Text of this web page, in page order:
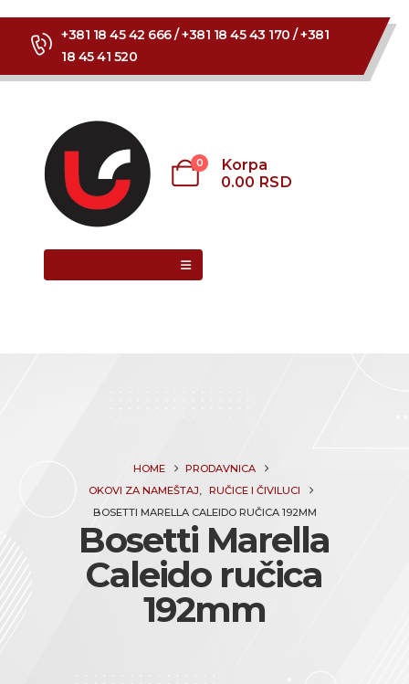
+381 18 45 42 666 / +381 18 45 43 170 / +381
18 45 41 520
0
Korpa
0.00 RSD
HOME
PRODAVNICA
OKOVI ZA NAMEŠTAJ, RUČICE I ČIVILUCI
BOSETTI MARELLA CALEIDO RUČICA 192MM
Bosetti Marella
Caleido ručica
192mm